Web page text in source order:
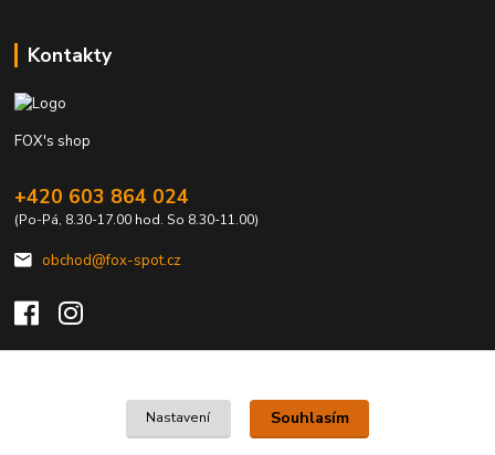
Kontakty
FOX's shop
+420 603 864 024
(Po-Pá, 8.30-17.00 hod. So 8.30-11.00)
obchod@fox-spot.cz
Upravit sběr cookies.
Nastavení Souhlasím